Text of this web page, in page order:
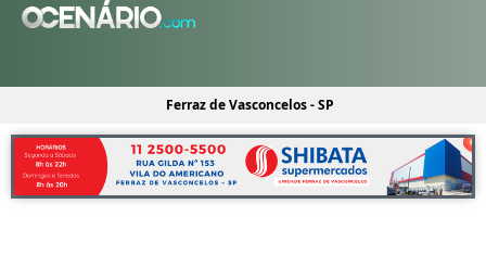
Ferraz de Vasconcelos - SP